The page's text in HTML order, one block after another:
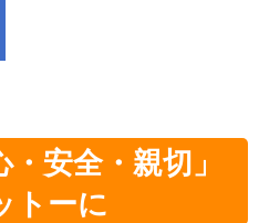
・安全・親切」
トーに